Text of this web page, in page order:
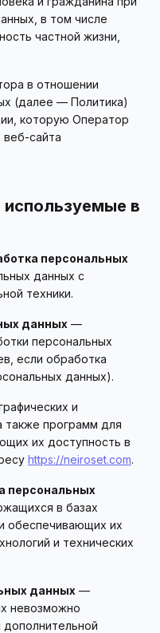
в том числе
частной жизни,
в отношении
(далее — Политика)
которую Оператор
сайта
в
персональных
данных с
техники.
данных —
персональных
если обработка
данных).
и
также программ для
их доступность в
https://neiroset.com.
персональных
в базах
обеспечивающих их
и технических
данных —
невозможно
дополнительной